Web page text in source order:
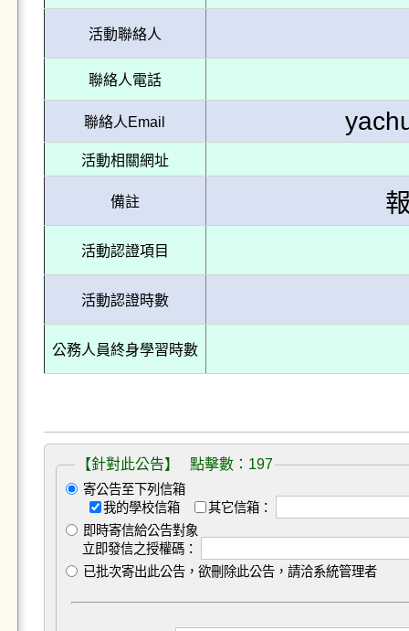
活動聯絡人
聯絡人電話
聯絡人Email
活動相關網址
備註
活動認證項目
活動認證時數
公務人員終身學習時數
【針對此公告】 點擊數：197
寄公告至下列信箱
我的學校信箱
其它信箱：
即時寄信給公告對象
立即發信之授權碼：
已批次寄出此公告，欲刪除此公告，請洽系統管理者